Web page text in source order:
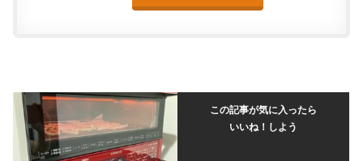
この記事が気に入ったら
いいね！しよう